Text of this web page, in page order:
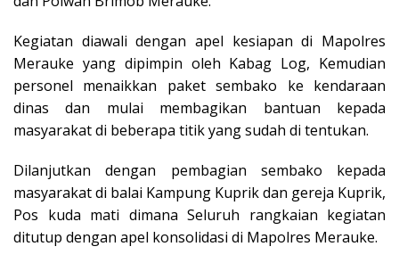
Kegiatan diawali dengan apel kesiapan di Mapolres
Merauke yang dipimpin oleh Kabag Log, Kemudian
personel menaikkan paket sembako ke kendaraan
dinas dan mulai membagikan bantuan kepada
masyarakat di beberapa titik yang sudah di tentukan.
Dilanjutkan dengan pembagian sembako kepada
masyarakat di balai Kampung Kuprik dan gereja Kuprik,
Pos kuda mati dimana Seluruh rangkaian kegiatan
ditutup dengan apel konsolidasi di Mapolres Merauke.